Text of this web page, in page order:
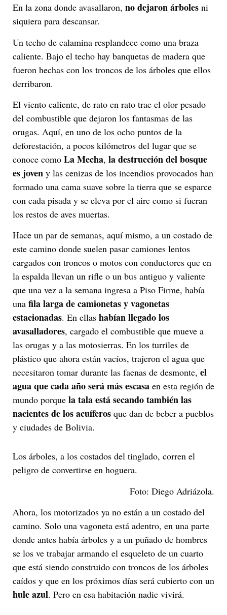
En la zona donde avasallaron, no dejaron árboles ni
siquiera para descansar.
Un techo de calamina resplandece como una braza
caliente. Bajo el techo hay banquetas de madera que
fueron hechas con los troncos de los árboles que ellos
derribaron.
El viento caliente, de rato en rato trae el olor pesado
del combustible que dejaron los fantasmas de las
orugas. Aquí, en uno de los ocho puntos de la
deforestación, a pocos kilómetros del lugar que se
conoce como La Mecha, la destrucción del bosque
es joven y las cenizas de los incendios provocados han
formado una cama suave sobre la tierra que se esparce
con cada pisada y se eleva por el aire como si fueran
los restos de aves muertas.
Hace un par de semanas, aquí mismo, a un costado de
este camino donde suelen pasar camiones lentos
cargados con troncos o motos con conductores que en
la espalda llevan un rifle o un bus antiguo y valiente
que una vez a la semana ingresa a Piso Firme, había
una fila larga de camionetas y vagonetas
estacionadas. En ellas habían llegado los
avasalladores, cargado el combustible que mueve a
las orugas y a las motosierras. En los turriles de
plástico que ahora están vacíos, trajeron el agua que
necesitaron tomar durante las faenas de desmonte, el
agua que cada año será más escasa en esta región de
mundo porque la tala está secando también las
nacientes de los acuíferos que dan de beber a pueblos
y ciudades de Bolivia.
Los árboles, a los costados del tinglado, corren el
peligro de convertirse en hoguera.
Foto: Diego Adriázola.
Ahora, los motorizados ya no están a un costado del
camino. Solo una vagoneta está adentro, en una parte
donde antes había árboles y a un puñado de hombres
se los ve trabajar armando el esqueleto de un cuarto
que está siendo construido con troncos de los árboles
caídos y que en los próximos días será cubierto con un
hule azul. Pero en esa habitación nadie vivirá.